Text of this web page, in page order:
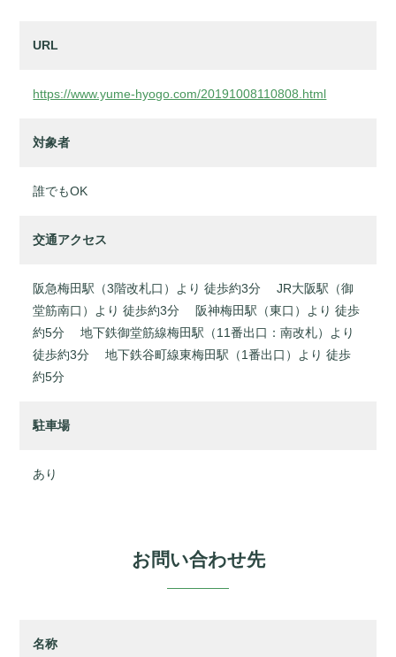
URL
https://www.yume-hyogo.com/20191008110808.html
対象者
誰でもOK
交通アクセス
阪急梅田駅（3階改札口）より 徒歩約3分 JR大阪駅（御
堂筋南口）より 徒歩約3分 阪神梅田駅（東口）より 徒歩
約5分 地下鉄御堂筋線梅田駅（11番出口：南改札）より
徒歩約3分 地下鉄谷町線東梅田駅（1番出口）より 徒歩
約5分
駐車場
あり
お問い合わせ先
名称